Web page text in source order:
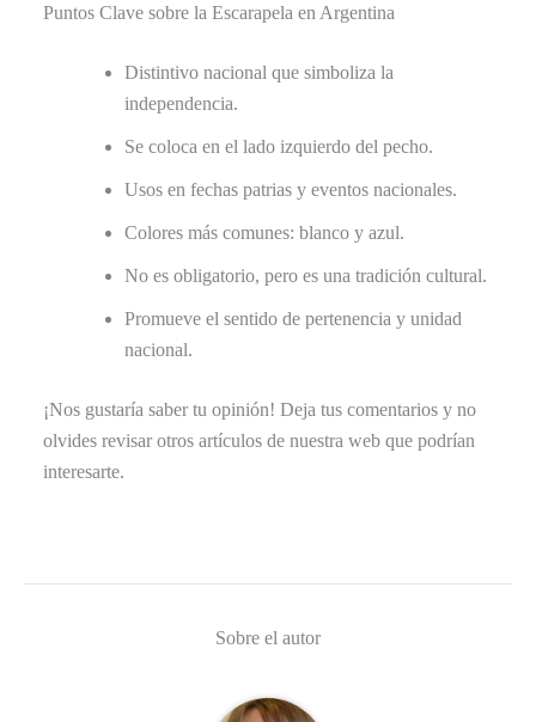
Puntos Clave sobre la Escarapela en Argentina
Distintivo nacional que simboliza la
independencia.
Se coloca en el lado izquierdo del pecho.
Usos en fechas patrias y eventos nacionales.
Colores más comunes: blanco y azul.
No es obligatorio, pero es una tradición cultural.
Promueve el sentido de pertenencia y unidad
nacional.
¡Nos gustaría saber tu opinión! Deja tus comentarios y no
olvides revisar otros artículos de nuestra web que podrían
interesarte.
Sobre el autor